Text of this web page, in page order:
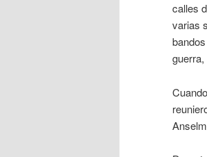
calles
varias